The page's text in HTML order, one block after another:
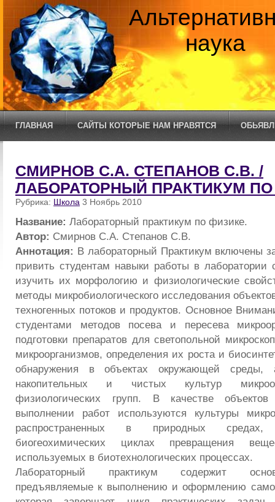
наука
ГЛАВНАЯ САЙТЫ КОТОРЫЕ НАМ НРАВЯТСЯ
СМИРНОВ С.А. СТЕПАНОВ С.В. /
ЛАБОРАТОРНЫЙ ПРАКТИКУМ
Рубрика: Школа 3 Ноябрь 2010
Название: Лабораторный практикум по физике.
Автор: Смирнов С.А. Степанов С.В.
Аннотация: В лабораторный Практикум включены
привить студентам навыки работы в лаборатории
изучить их морфологию и физиологические
методы микробиологического исследования
техногенных потоков и продуктов. Основное
студентами методов посева и пересева
подготовки препаратов для светопольной
микроорганизмов, определения их роста и
обнаружения в объектах окружающей среды,
накопительных и чистых культур
физиологических групп. В качестве
выполнении работ используются культуры
распространенных в природных
биогеохимических циклах превращения
используемых в биотехнологических процессах.
Лабораторный практикум содержит
предъявляемые к выполнению и оформлению